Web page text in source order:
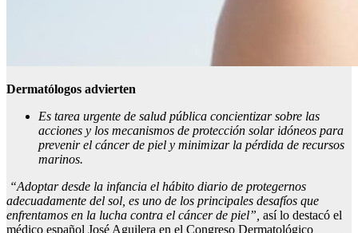
Dermatólogos advierten
Es tarea urgente de salud pública concientizar sobre las
acciones y los mecanismos de protección solar idóneos para
prevenir el cáncer de piel y minimizar la pérdida de recursos
marinos.
“Adoptar desde la infancia el hábito diario de protegernos
adecuadamente del sol, es uno de los principales desafíos que
enfrentamos en la lucha contra el cáncer de piel”, así lo destacó el
médico español José Aguilera en el Congreso Dermatológico